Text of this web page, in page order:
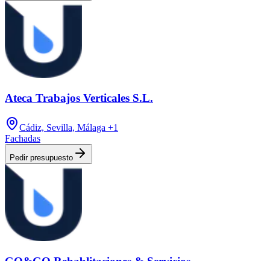
Ateca Trabajos Verticales S.L.
Cádiz, Sevilla, Málaga +1
Fachadas
Pedir presupuesto